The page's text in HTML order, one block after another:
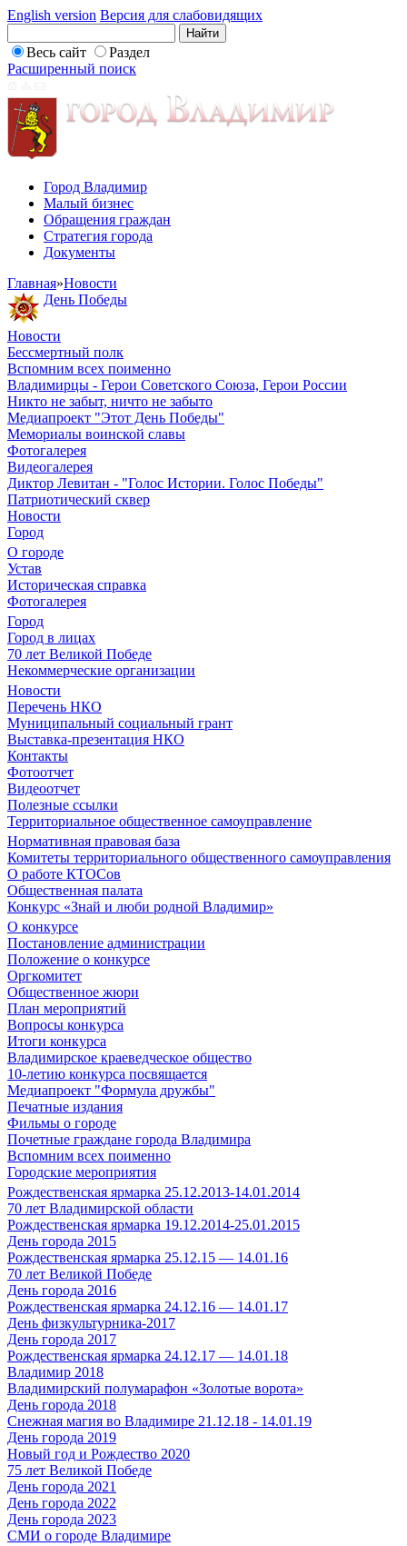
English version Версия для слабовидящих
Весь сайт
Раздел
Расширенный поиск
Город Владимир
Малый бизнес
Обращения граждан
Стратегия города
Документы
Главная»Новости
День Победы
Новости
Бессмертный полк
Вспомним всех поименно
Владимирцы - Герои Советского Союза, Герои России
Никто не забыт, ничто не забыто
Медиапроект "Этот День Победы"
Мемориалы воинской славы
Фотогалерея
Видеогалерея
Диктор Левитан - "Голос Истории. Голос Победы"
Патриотический сквер
Новости
Город
О городе
Устав
Историческая справка
Фотогалерея
Город
Город в лицах
70 лет Великой Победе
Некоммерческие организации
Новости
Перечень НКО
Муниципальный социальный грант
Выставка-презентация НКО
Контакты
Фотоотчет
Видеоотчет
Полезные ссылки
Территориальное общественное самоуправление
Нормативная правовая база
Комитеты территориального общественного самоуправления
О работе КТОСов
Общественная палата
Конкурс «Знай и люби родной Владимир»
О конкурсе
Постановление администрации
Положение о конкурсе
Оргкомитет
Общественное жюри
План мероприятий
Вопросы конкурса
Итоги конкурса
Владимирское краеведческое общество
10-летию конкурса посвящается
Медиапроект "Формула дружбы"
Печатные издания
Фильмы о городе
Почетные граждане города Владимира
Вспомним всех поименно
Городские мероприятия
Рождественская ярмарка 25.12.2013-14.01.2014
70 лет Владимирской области
Рождественская ярмарка 19.12.2014-25.01.2015
День города 2015
Рождественская ярмарка 25.12.15 — 14.01.16
70 лет Великой Победе
День города 2016
Рождественская ярмарка 24.12.16 — 14.01.17
День физкультурника-2017
День города 2017
Рождественская ярмарка 24.12.17 — 14.01.18
Владимир 2018
Владимирский полумарафон «Золотые ворота»
День города 2018
Снежная магия во Владимире 21.12.18 - 14.01.19
День города 2019
Новый год и Рождество 2020
75 лет Великой Победе
День города 2021
День города 2022
День города 2023
СМИ о городе Владимире